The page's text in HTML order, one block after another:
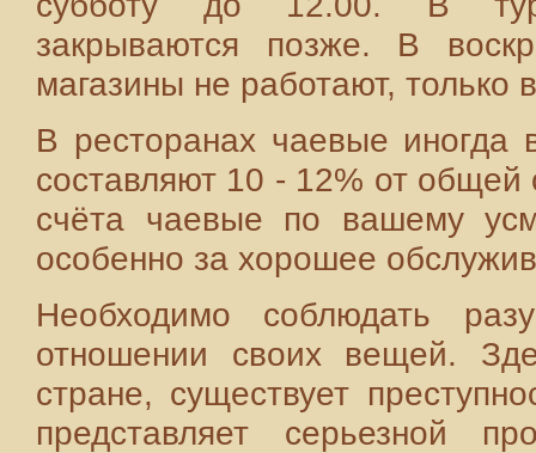
закрываются позже. В
магазины не работают, только
В ресторанах чаевые иногда
составляют 10 - 12% от
счёта чаевые по вашему
особенно за хорошее
Необходимо соблюдать
отношении своих вещей.
стране, существует
представляет серьезной